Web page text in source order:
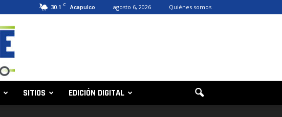
30.1 C Acapulco agosto 6, 2026 Quiénes somos
SITIOS EDICIÓN DIGITAL